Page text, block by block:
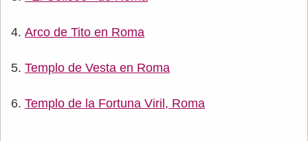
Arco de Tito en Roma
Templo de Vesta en Roma
Templo de la Fortuna Viril, Roma